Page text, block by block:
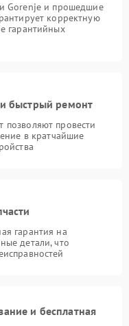
Gorenje и прошедшие
корректную
гарантийных
и быстрый ремонт
провести
в кратчайшие
гарантия на
детали, что
и бесплатная